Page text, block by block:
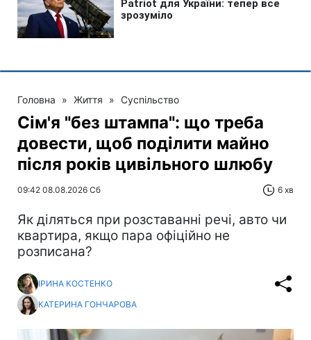
Головна » Життя » Суспільство
Сім'я "без штампа": що треба
довести, щоб поділити майно
після років цивільного шлюбу
09:42 08.08.2026 Сб 6 хв
Як діляться при розставанні речі, авто чи
квартира, якщо пара офіційно не
розписана?
ІРИНА КОСТЕНКО
КАТЕРИНА ГОНЧАРОВА